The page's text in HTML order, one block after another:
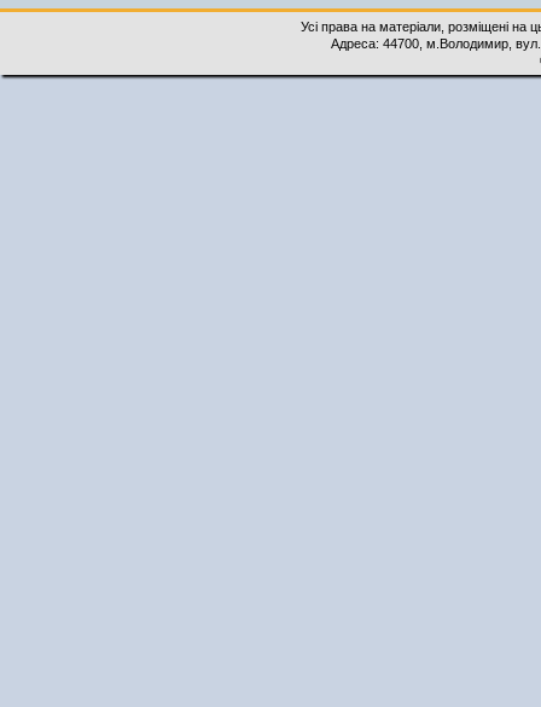
Усі права на матеріали, розміщені на
Адреса: 44700, м.Володимир,